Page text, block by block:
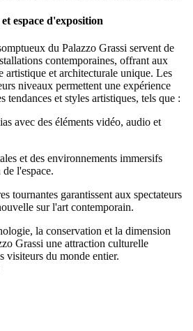
espace d'exposition
du Palazzo Grassi servent de
contemporaines, offrant aux
artistique et architecturale unique. Les
niveaux permettent une expérience
tendances et styles artistiques, tels que :
avec des éléments vidéo, audio et
et des environnements immersifs
l'espace.
tournantes garantissent aux spectateurs
sur l'art contemporain.
la conservation et la dimension
Grassi une attraction culturelle
visiteurs du monde entier.